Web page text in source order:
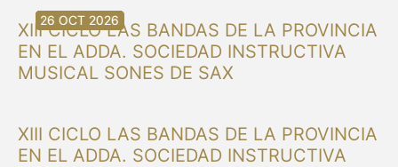
XIII CICLO LAS BANDAS DE LA PROVINCIA
EN EL ADDA. SOCIEDAD INSTRUCTIVA
MUSICAL SONES DE SAX
30 AGO 2026
XIII CICLO LAS BANDAS DE LA PROVINCIA
EN EL ADDA. SOCIEDAD INSTRUCTIVA
30 AGO 2026
13 SEP 2026
20 SEP 2026
20 SEP 2026
26 SEP 2026
03 OCT 2026
16 OCT 2026
26 OCT 2026